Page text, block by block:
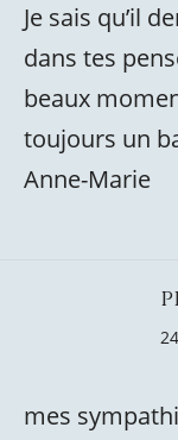
Je sais qu’il
dans tes
beaux
toujours un
Anne-Marie
mes